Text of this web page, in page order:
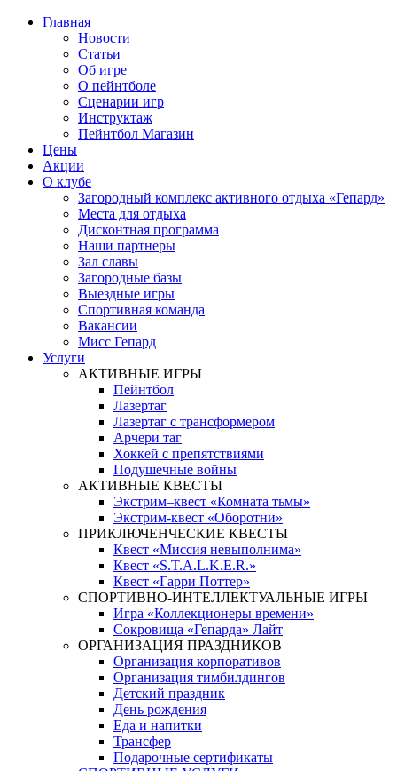
Главная
Новости
Статьи
Об игре
О пейнтболе
Сценарии игр
Инструктаж
Пейнтбол Магазин
Цены
Акции
О клубе
Загородный комплекс активного отдыха «Гепард»
Места для отдыха
Дисконтная программа
Наши партнеры
Зал славы
Загородные базы
Выездные игры
Спортивная команда
Вакансии
Мисс Гепард
Услуги
АКТИВНЫЕ ИГРЫ
Пейнтбол
Лазертаг
Лазертаг с трансформером
Арчери таг
Хоккей с препятствиями
Подушечные войны
АКТИВНЫЕ КВЕСТЫ
Экстрим–квест «Комната тьмы»
Экстрим-квест «Оборотни»
ПРИКЛЮЧЕНЧЕСКИЕ КВЕСТЫ
Квест «Миссия невыполнима»
Квест «S.T.A.L.K.E.R.»
Квест «Гарри Поттер»
СПОРТИВНО-ИНТЕЛЛЕКТУАЛЬНЫЕ ИГРЫ
Игра «Коллекционеры времени»
Сокровища «Гепарда» Лайт
ОРГАНИЗАЦИЯ ПРАЗДНИКОВ
Организация корпоративов
Организация тимбилдингов
Детский праздник
День рождения
Еда и напитки
Трансфер
Подарочные сертификаты